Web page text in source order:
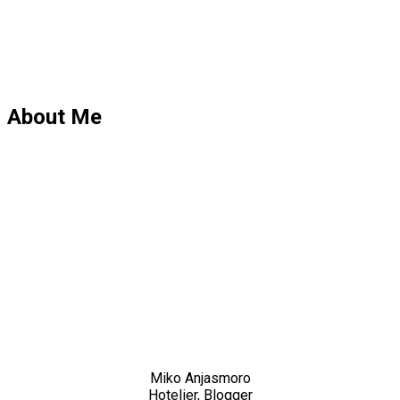
About Me
Miko Anjasmoro
Hotelier, Blogger